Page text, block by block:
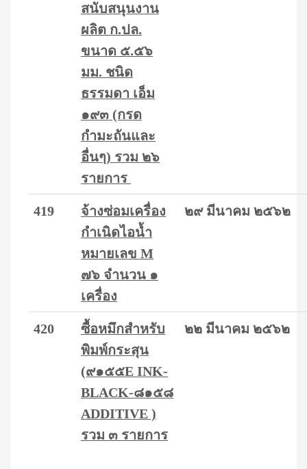
สนับสนุนงาน
ผลิต ก.ปล.
ขนาด ๕.๕๖
มม. ชนิด
ธรรมดา เอ็ม
๑๙๓ (กรด
กำมะถันและ
อื่นๆ) รวม ๒๖
รายการ
419
จ้างซ่อมเครื่อง
กำเนิดไอน้ำ
หมายเลข M
๗๖ จำนวน ๑
เครื่อง
๒๙ มีนาคม ๒๕๖๒
420
ซื้อหมึกสำหรับ
พิมพ์กระสุน
(๙๑๕๕E INK-
BLACK-๘๑๕๘
ADDITIVE )
รวม ๓ รายการ
๒๒ มีนาคม ๒๕๖๒